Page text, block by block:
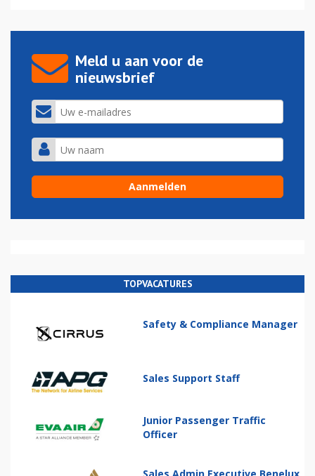
Meld u aan voor de
nieuwsbrief
TOPVACATURES
Safety & Compliance Manager
Sales Support Staff
Junior Passenger Traffic
Officer